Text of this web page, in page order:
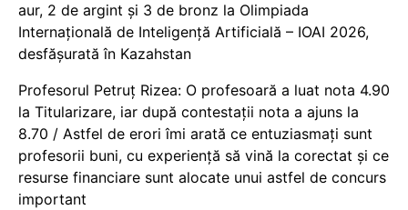
aur, 2 de argint și 3 de bronz la Olimpiada
Internațională de Inteligență Artificială – IOAI 2026,
desfășurată în Kazahstan
Profesorul Petruț Rizea: O profesoară a luat nota 4.90
la Titularizare, iar după contestații nota a ajuns la
8.70 / Astfel de erori îmi arată ce entuziasmați sunt
profesorii buni, cu experiență să vină la corectat și ce
resurse financiare sunt alocate unui astfel de concurs
important